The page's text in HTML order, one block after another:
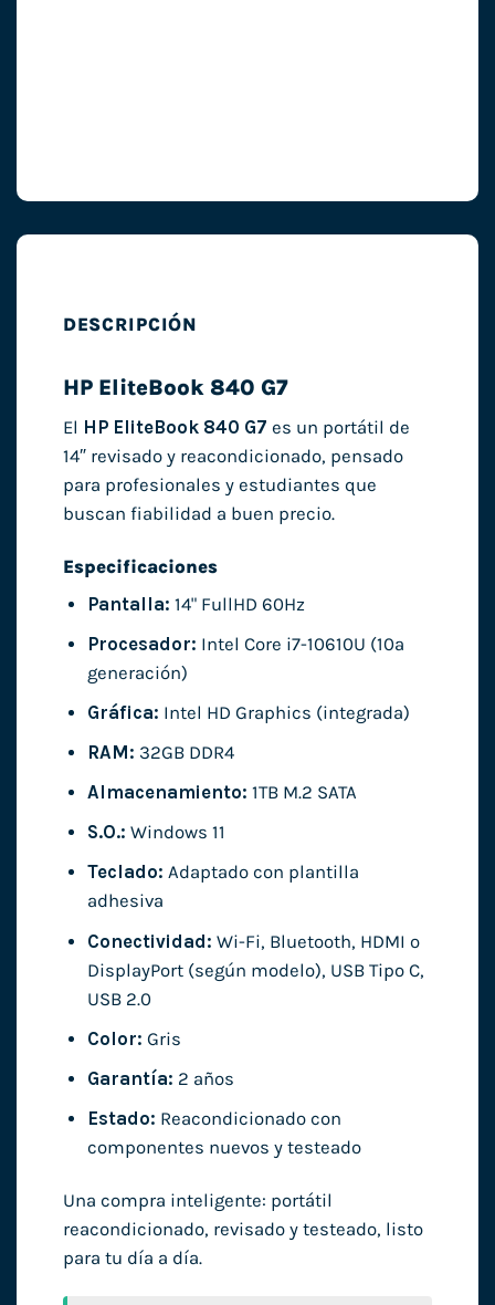
DESCRIPCIÓN
HP EliteBook 840 G7
El HP EliteBook 840 G7 es un portátil de
14″ revisado y reacondicionado, pensado
para profesionales y estudiantes que
buscan fiabilidad a buen precio.
Especificaciones
Pantalla: 14" FullHD 60Hz
Procesador: Intel Core i7-10610U (10ª
generación)
Gráfica: Intel HD Graphics (integrada)
RAM: 32GB DDR4
Almacenamiento: 1TB M.2 SATA
S.O.: Windows 11
Teclado: Adaptado con plantilla
adhesiva
Conectividad: Wi-Fi, Bluetooth, HDMI o
DisplayPort (según modelo), USB Tipo C,
USB 2.0
Color: Gris
Garantía: 2 años
Estado: Reacondicionado con
componentes nuevos y testeado
Una compra inteligente: portátil
reacondicionado, revisado y testeado, listo
para tu día a día.